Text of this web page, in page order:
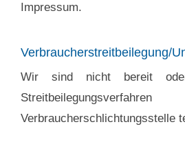
Impressum.
Verbraucherstreitbeilegung/
Wir sind nicht bereit
Verbraucherschlichtungsstelle